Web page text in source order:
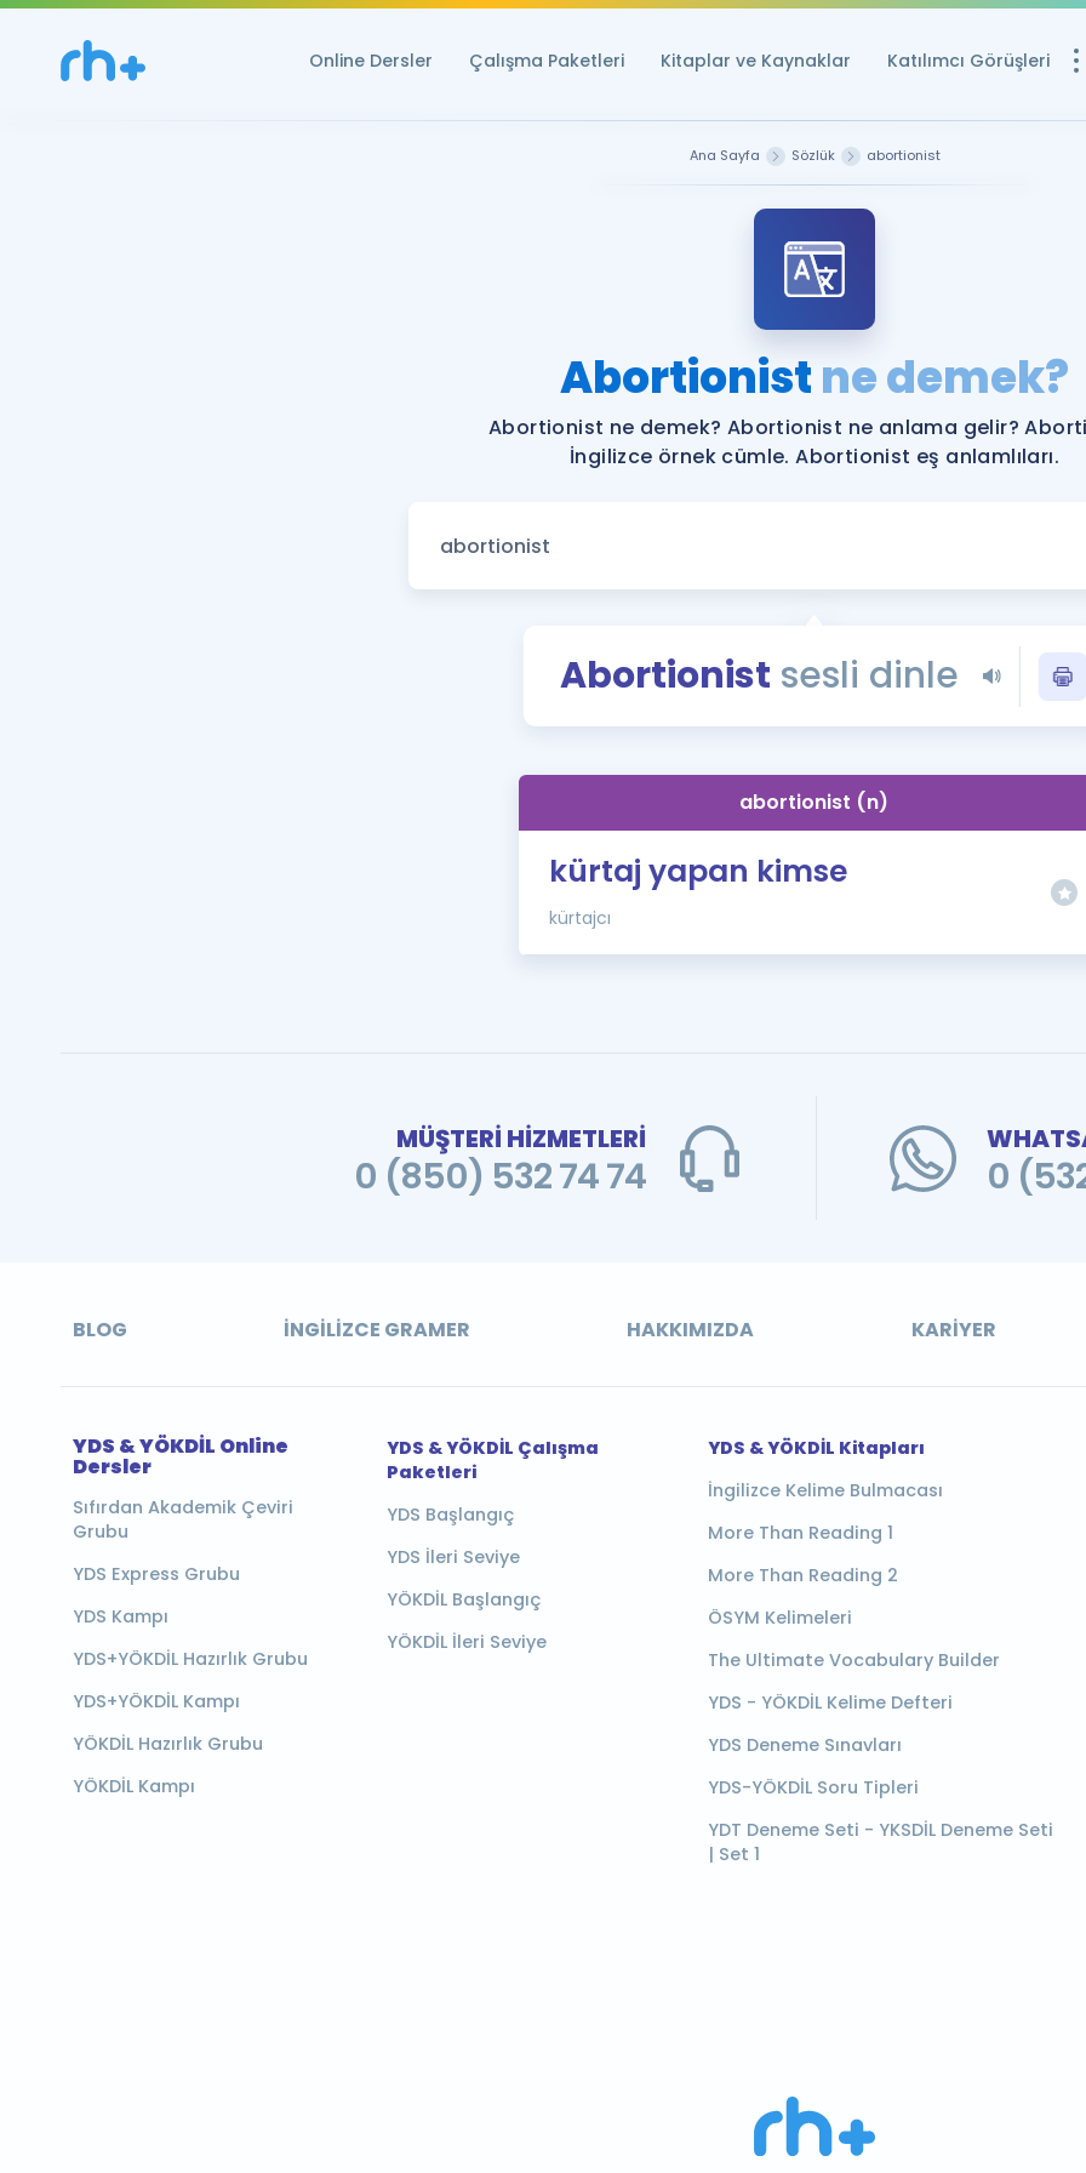
Online Dersler Çalışma Paketleri Kitaplar ve Kaynaklar Katılımcı Görüşleri
Ücretsiz
YDS ve YÖKDİL
YDS ve YÖKDİL'e
Tüm ÖSYM
YDS - YÖKDİL
İngilizce
Ana Sayfa Sözlük abortionist
Abortionistne demek?
Abortionist ne demek? Abortionist ne anlama gelir?
İngilizce örnek cümle. Abortionist eş anlamlıları.
Abortionist sesli dinle
abortionist (n)
kürtaj yapan kimse
kürtajcı
MÜŞTERİ HİZMETLERİ
0 (850) 532 74 74 0
BLOG İNGILIZCE GRAMER HAKKIMIZDA KARIYER
YDS & YÖKDİL Online
Dersler
Sıfırdan Akademik Çeviri
Grubu
YDS Express Grubu
YDS Kampı
YDS+YÖKDİL Hazırlık Grubu
YDS+YÖKDİL Kampı
YÖKDİL Hazırlık Grubu
YÖKDİL Kampı
YDS & YÖKDİL Çalışma
Paketleri
YDS Başlangıç
YDS İleri Seviye
YÖKDİL Başlangıç
YÖKDİL İleri Seviye
YDS & YÖKDİL Kitapları
İngilizce Kelime Bulmacası
More Than Reading 1
More Than Reading 2
ÖSYM Kelimeleri
The Ultimate Vocabulary Builder
YDS - YÖKDİL Kelime Defteri
YDS Deneme Sınavları
YDS-YÖKDİL Soru Tipleri
YDT Deneme Seti - YKSDİL Deneme Seti
| Set 1